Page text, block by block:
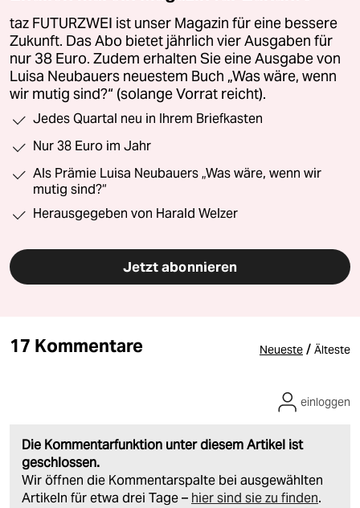
taz FUTURZWEI ist unser Magazin für eine bessere
Zukunft. Das Abo bietet jährlich vier Ausgaben für
nur 38 Euro. Zudem erhalten Sie eine Ausgabe von
Luisa Neubauers neuestem Buch „Was wäre, wenn
wir mutig sind?“ (solange Vorrat reicht).
Jedes Quartal neu in Ihrem Briefkasten
Nur 38 Euro im Jahr
Als Prämie Luisa Neubauers „Was wäre, wenn wir
mutig sind?“
Herausgegeben von Harald Welzer
Jetzt abonnieren
17 Kommentare Neueste / Älteste
Die Kommentarfunktion unter diesem Artikel ist
geschlossen.
Wir öffnen die Kommentarspalte bei ausgewählten
Artikeln für etwa drei Tage – hier sind sie zu finden.
einloggen